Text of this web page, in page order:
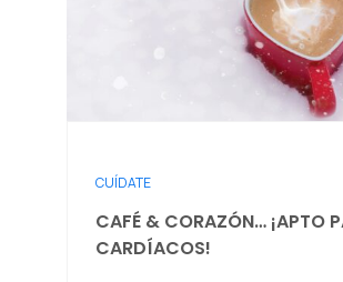
CUÍDATE
CAFÉ & CORAZÓN… ¡APTO
CARDÍACOS!